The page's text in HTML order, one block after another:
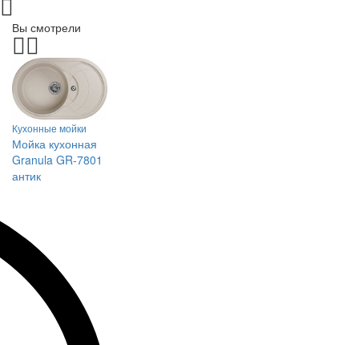
Вы смотрели
Кухонные мойки
Мойка кухонная
Granula GR-7801
антик